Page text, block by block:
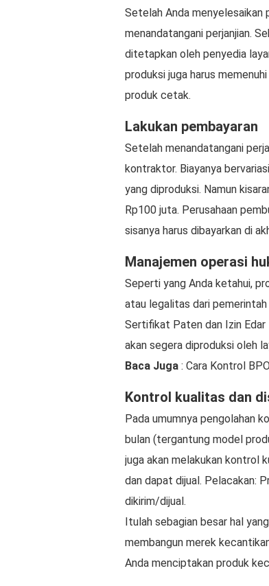
Setelah Anda menyelesaikan
menandatangani perjanjian.
ditetapkan oleh penyedia
produksi juga harus
produk cetak.
Lakukan pembayaran
Setelah menandatangani
kontraktor. Biayanya
yang diproduksi. Namun
Rp100 juta. Perusahaan
sisanya harus dibayarkan di
Manajemen operasi
Seperti yang Anda ketahui,
atau legalitas dari
Sertifikat Paten dan Izin Edar
akan segera diproduksi oleh
Baca Juga : Cara Kontrol
Kontrol kualitas dan
Pada umumnya pengolahan
bulan (tergantung model
juga akan melakukan kontrol
dan dapat dijual. Pelacakan:
dikirim/dijual.
Itulah sebagian besar hal
membangun merek
Anda menciptakan produk